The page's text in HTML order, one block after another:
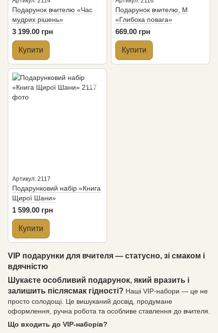
Подарунок вчителю «Час
мудрих рішень»
3 199.00 грн
Купити
Подарунок вчителю, M
«Глибока повага»
669.00 грн
Купити
Артикул: 2117
Подарунковий набір «Книга
Щирої Шани»
1 599.00 грн
Купити
VIP подарунки для вчителя — статусно, зі смаком і
вдячністю
Шукаєте особливий подарунок, який вразить і
залишить післясмак гідності? Наші VIP-набори — це не
просто солодощі. Це вишуканий досвід, продумане
оформлення, ручна робота та особливе ставлення до вчителя.
Що входить до VIP-наборів?